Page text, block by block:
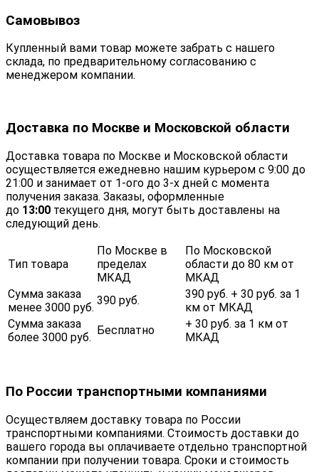
Самовывоз
Купленный вами товар можете забрать с нашего
склада, по предварительному согласованию с
менеджером компании.
Доставка по Москве и Московской области
Доставка товара по Москве и Московской области
осуществляется ежедневно нашим курьером с 9:00 до
21:00 и занимает от 1-ого до 3-х дней с момента
получения заказа. Заказы, оформленные
до 13:00 текущего дня, могут быть доставлены на
следующий день.
Тип товара
По Москве в
пределах
МКАД
По Московской
области до 80 км от
МКАД
Сумма заказа
менее 3000 руб.
390 руб.
390 руб. + 30 руб. за 1
км от МКАД
Сумма заказа
более 3000 руб.
Бесплатно
+ 30 руб. за 1 км от
МКАД
По России транспортными компаниями
Осуществляем доставку товара по России
транспортными компаниями. Стоимость доставки до
вашего города вы оплачиваете отдельно транспортной
компании при получении товара. Сроки и стоимость